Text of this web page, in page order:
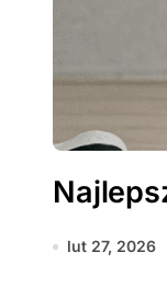
lut 27, 2026